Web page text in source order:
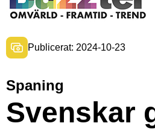
Publicerat: 2024-10-23
Spaning
Svenskar